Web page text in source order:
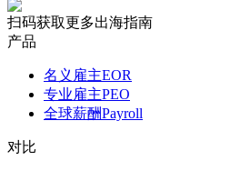
扫码获取更多出海指南
产品
名义雇主EOR
专业雇主PEO
全球薪酬Payroll
对比